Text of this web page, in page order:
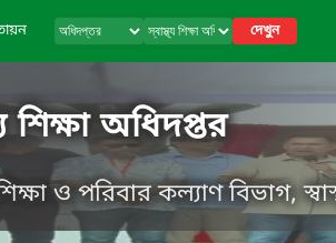
দেখুন
শিক্ষা অধিদপ্তর
শিক্ষা ও পরিবার কল্যাণ বিভাগ,